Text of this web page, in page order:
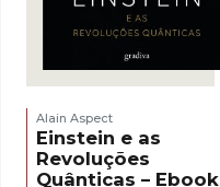
Alain Aspect
Einstein e as
Revoluções
Quânticas – Ebook